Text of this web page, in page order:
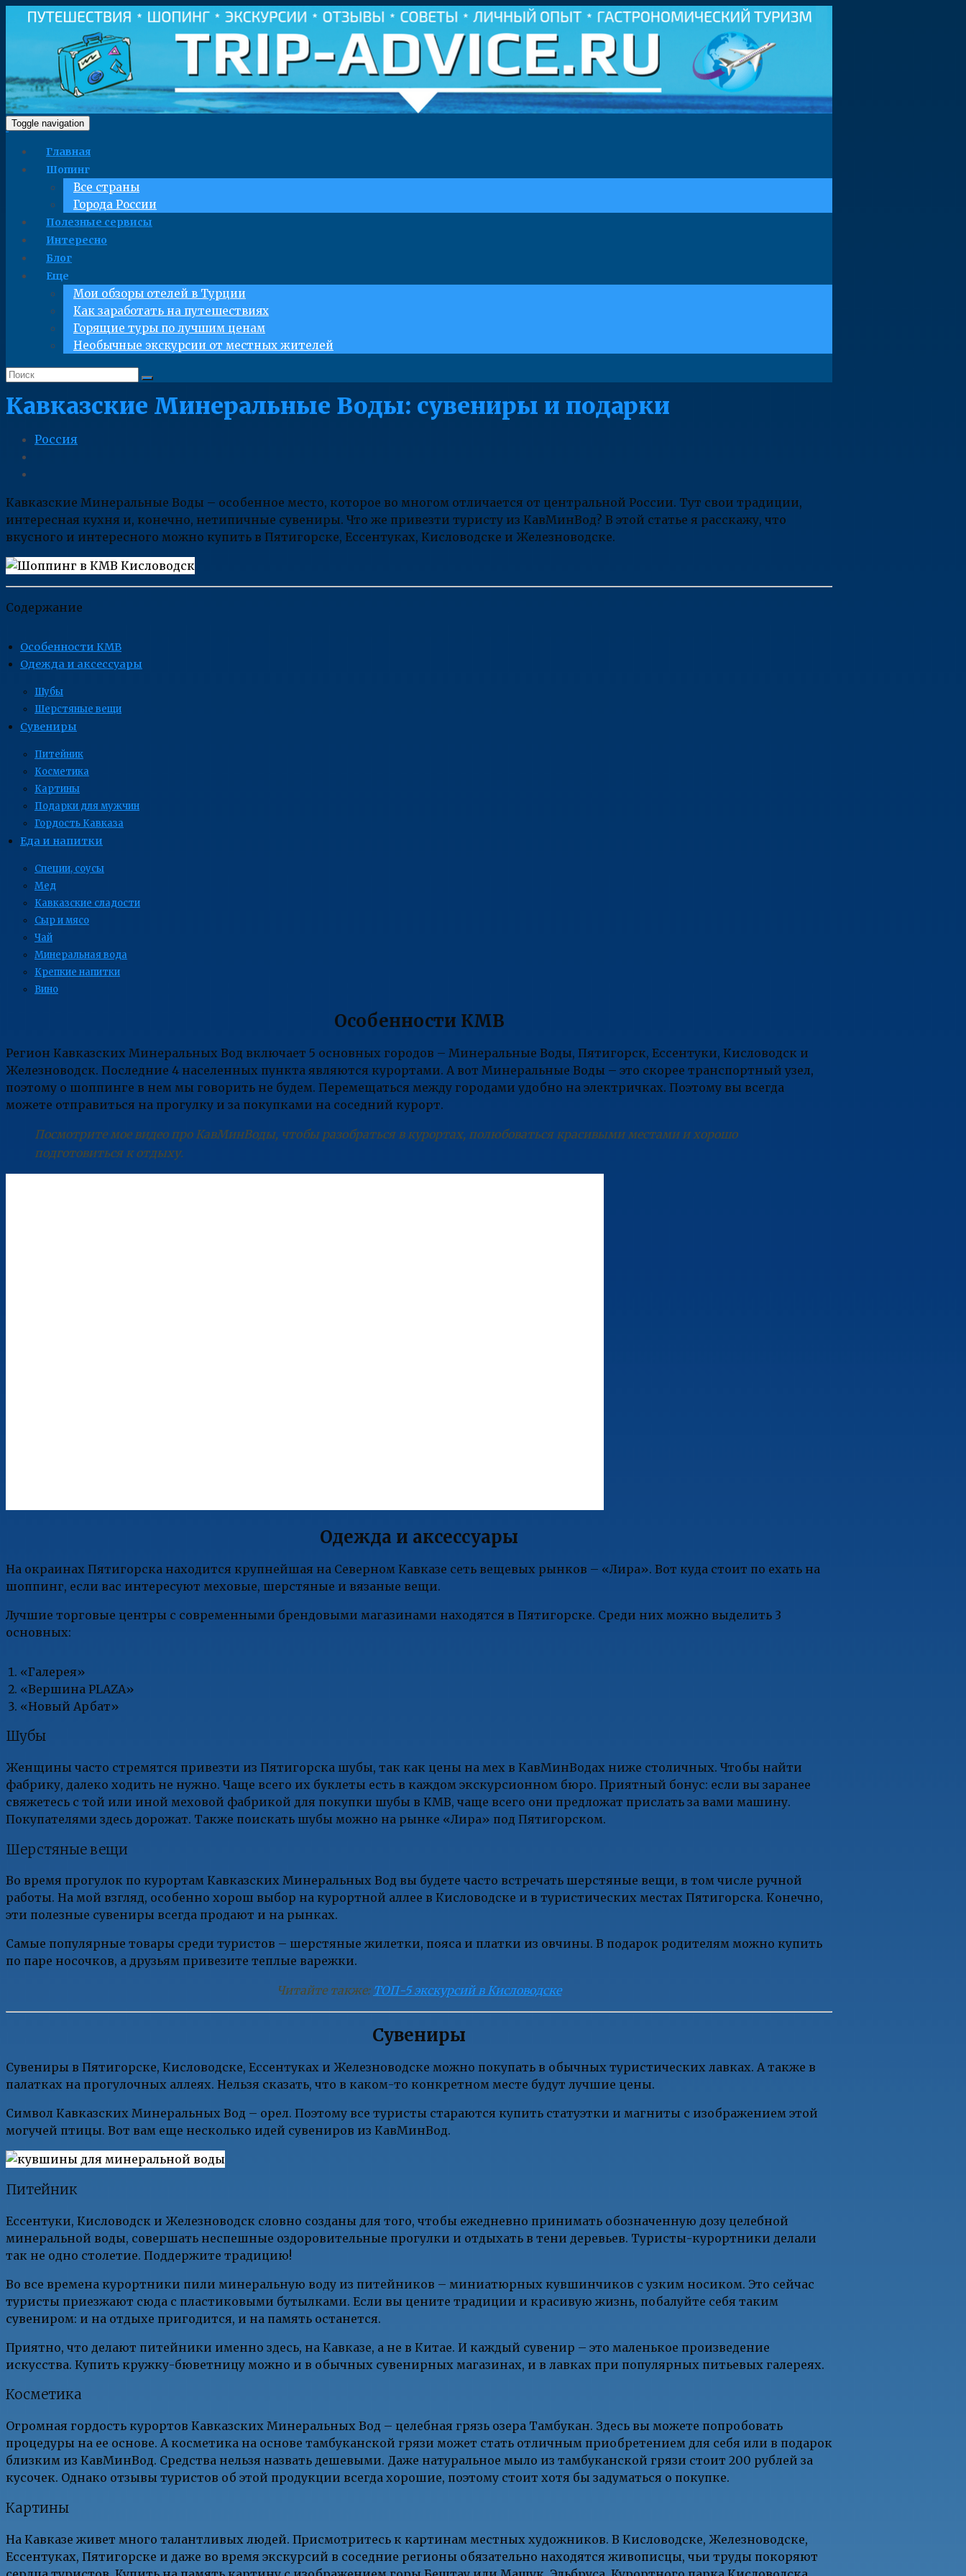
Toggle navigation
Главная
Шопинг
Все страны
Города России
Полезные сервисы
Интересно
Блог
Еще
Мои обзоры отелей в Турции
Как заработать на путешествиях
Горящие туры по лучшим ценам
Необычные экскурсии от местных жителей
Кавказские Минеральные Воды: сувениры и подарки
Россия
Кавказские Минеральные Воды – особенное место, которое во многом отличается от центральной России. Тут свои традиции,
интересная кухня и, конечно, нетипичные сувениры. Что же привезти туристу из КавМинВод? В этой статье я расскажу, что
вкусного и интересного можно купить в Пятигорске, Ессентуках, Кисловодске и Железноводске.
Содержание
Особенности КМВ
Одежда и аксессуары
Шубы
Шерстяные вещи
Сувениры
Питейник
Косметика
Картины
Подарки для мужчин
Гордость Кавказа
Еда и напитки
Специи, соусы
Мед
Кавказские сладости
Сыр и мясо
Чай
Минеральная вода
Крепкие напитки
Вино
Особенности КМВ
Регион Кавказских Минеральных Вод включает 5 основных городов – Минеральные Воды, Пятигорск, Ессентуки, Кисловодск и
Железноводск. Последние 4 населенных пункта являются курортами. А вот Минеральные Воды – это скорее транспортный узел,
поэтому о шоппинге в нем мы говорить не будем. Перемещаться между городами удобно на электричках. Поэтому вы всегда
можете отправиться на прогулку и за покупками на соседний курорт.
Посмотрите мое видео про КавМинВоды, чтобы разобраться в курортах, полюбоваться красивыми местами и хорошо
подготовиться к отдыху.
Одежда и аксессуары
На окраинах Пятигорска находится крупнейшая на Северном Кавказе сеть вещевых рынков – «Лира». Вот куда стоит по ехать на
шоппинг, если вас интересуют меховые, шерстяные и вязаные вещи.
Лучшие торговые центры с современными брендовыми магазинами находятся в Пятигорске. Среди них можно выделить 3
основных:
«Галерея»
«Вершина PLAZA»
«Новый Арбат»
Шубы
Женщины часто стремятся привезти из Пятигорска шубы, так как цены на мех в КавМинВодах ниже столичных. Чтобы найти
фабрику, далеко ходить не нужно. Чаще всего их буклеты есть в каждом экскурсионном бюро. Приятный бонус: если вы заранее
свяжетесь с той или иной меховой фабрикой для покупки шубы в КМВ, чаще всего они предложат прислать за вами машину.
Покупателями здесь дорожат. Также поискать шубы можно на рынке «Лира» под Пятигорском.
Шерстяные вещи
Во время прогулок по курортам Кавказских Минеральных Вод вы будете часто встречать шерстяные вещи, в том числе ручной
работы. На мой взгляд, особенно хорош выбор на курортной аллее в Кисловодске и в туристических местах Пятигорска. Конечно,
эти полезные сувениры всегда продают и на рынках.
Самые популярные товары среди туристов – шерстяные жилетки, пояса и платки из овчины. В подарок родителям можно купить
по паре носочков, а друзьям привезите теплые варежки.
Читайте также: ТОП-5 экскурсий в Кисловодске
Сувениры
Сувениры в Пятигорске, Кисловодске, Ессентуках и Железноводске можно покупать в обычных туристических лавках. А также в
палатках на прогулочных аллеях. Нельзя сказать, что в каком-то конкретном месте будут лучшие цены.
Символ Кавказских Минеральных Вод – орел. Поэтому все туристы стараются купить статуэтки и магниты с изображением этой
могучей птицы. Вот вам еще несколько идей сувениров из КавМинВод.
Питейник
Ессентуки, Кисловодск и Железноводск словно созданы для того, чтобы ежедневно принимать обозначенную дозу целебной
минеральной воды, совершать неспешные оздоровительные прогулки и отдыхать в тени деревьев. Туристы-курортники делали
так не одно столетие. Поддержите традицию!
Во все времена курортники пили минеральную воду из питейников – миниатюрных кувшинчиков с узким носиком. Это сейчас
туристы приезжают сюда с пластиковыми бутылками. Если вы цените традиции и красивую жизнь, побалуйте себя таким
сувениром: и на отдыхе пригодится, и на память останется.
Приятно, что делают питейники именно здесь, на Кавказе, а не в Китае. И каждый сувенир – это маленькое произведение
искусства. Купить кружку-бюветницу можно и в обычных сувенирных магазинах, и в лавках при популярных питьевых галереях.
Косметика
Огромная гордость курортов Кавказских Минеральных Вод – целебная грязь озера Тамбукан. Здесь вы можете попробовать
процедуры на ее основе. А косметика на основе тамбуканской грязи может стать отличным приобретением для себя или в подарок
близким из КавМинВод. Средства нельзя назвать дешевыми. Даже натуральное мыло из тамбуканской грязи стоит 200 рублей за
кусочек. Однако отзывы туристов об этой продукции всегда хорошие, поэтому стоит хотя бы задуматься о покупке.
Картины
На Кавказе живет много талантливых людей. Присмотритесь к картинам местных художников. В Кисловодске, Железноводске,
Ессентуках, Пятигорске и даже во время экскурсий в соседние регионы обязательно находятся живописцы, чьи труды покоряют